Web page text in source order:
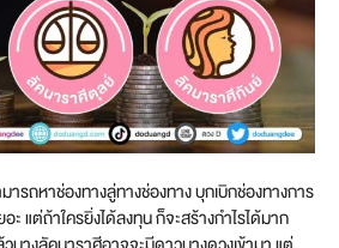
รถหาช่องทางลู่ทางช่องทาง บุกเบิกช่องทางการ
ะ แต่ถ้าใครยิ่งได้ลงทุน ก็จะสร้างกำไรได้มาก